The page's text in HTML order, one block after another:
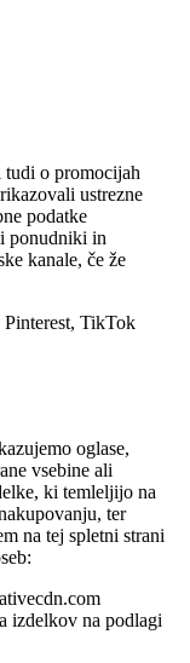
o promocijah
ustrezne
podatke
ponudniki in
kanale, če že
TikTok
oglase,
vsebine ali
ki temleljijo na
ter
na tej spletni strani
izdelkov na podlagi